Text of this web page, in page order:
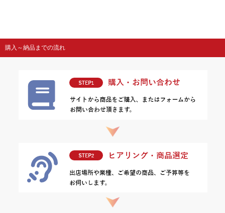
購入～納品までの流れ